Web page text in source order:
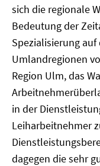
sich die regionale
Bedeutung der
Spezialisierung auf
Umlandregionen
Region Ulm, das
in der
Leiharbeitnehmer
dagegen die sehr